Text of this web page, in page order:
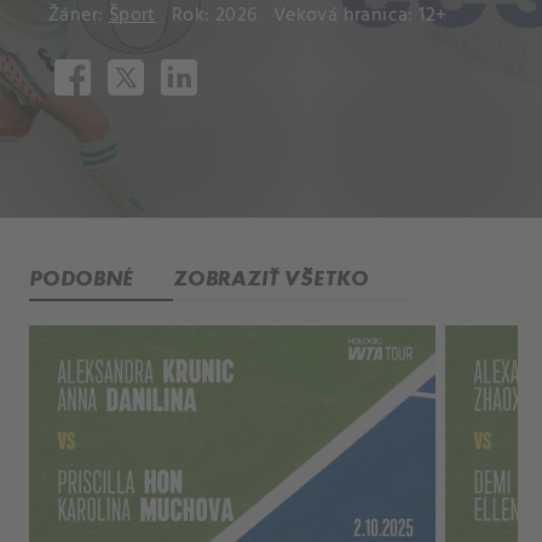
Žáner: Šport Rok: 2026 Veková hranica: 12+
PODOBNÉ ZOBRAZIŤ VŠETKO